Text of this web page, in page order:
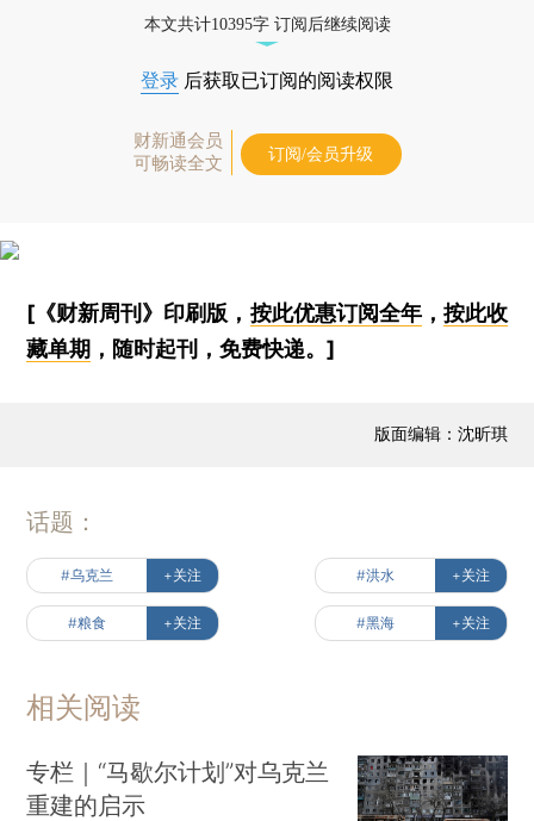
本文共计10395字 订阅后继续阅读
登录 后获取已订阅的阅读权限
财新通会员
可畅读全文
订阅/会员升级
[《财新周刊》印刷版， 按此优惠订阅全年， 按此收
藏单期 ，随时起刊，免费快递。]
版面编辑：沈昕琪
话题：
#乌克兰 +关注 #洪水 +关注
#粮食 +关注 #黑海 +关注
相关阅读
专栏｜“马歇尔计划”对乌克兰
重建的启示